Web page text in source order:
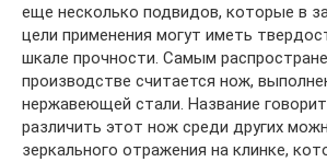
еще несколько подвидов, которые в
цели применения могут иметь
шкале прочности. Самым
производстве считается нож,
нержавеющей стали. Название
различить этот нож среди других
зеркального отражения на клинке,